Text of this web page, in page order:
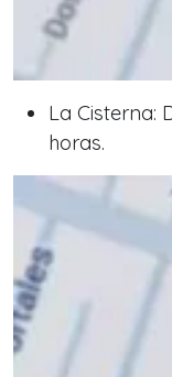
La Cisterna:
horas.